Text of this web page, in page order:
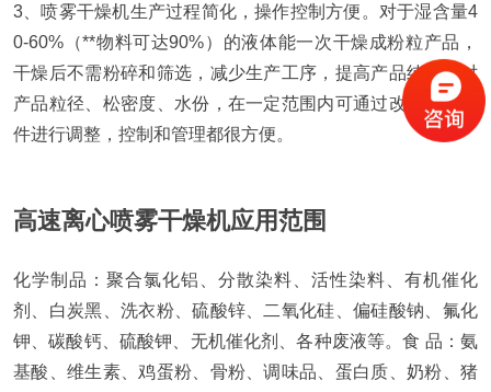
3、喷雾干燥机生产过程简化，操作控制方便。对于湿含量4
0-60%（**物料可达90%）的液体能一次干燥成粉粒产品，
干燥后不需粉碎和筛选，减少生产工序，提高产品纯度。对
产品粒径、松密度、水份，在一定范围内可通过改变操作条
件进行调整，控制和管理都很方便。
高速离心喷雾干燥机应用范围
化学制品：聚合氯化铝、分散染料、活性染料、有机催化
剂、白炭黑、洗衣粉、硫酸锌、二氧化硅、偏硅酸钠、氟化
钾、碳酸钙、硫酸钾、无机催化剂、各种废液等。食 品：氨
基酸、维生素、鸡蛋粉、骨粉、调味品、蛋白质、奶粉、猪